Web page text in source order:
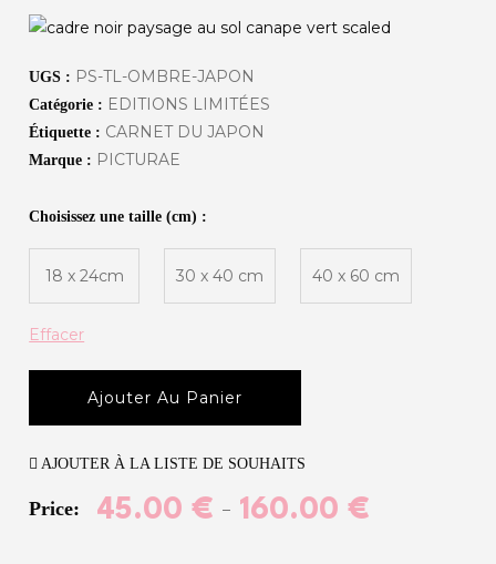
UGS : PS-TL-OMBRE-JAPON
Catégorie : EDITIONS LIMITÉES
Étiquette : CARNET DU JAPON
Marque : PICTURAE
Choisissez une taille (cm) :
18 x 24cm 30 x 40 cm 40 x 60 cm
Effacer
Ajouter Au Panier
AJOUTER À LA LISTE DE SOUHAITS
Price: 45.00€ – 160.00€